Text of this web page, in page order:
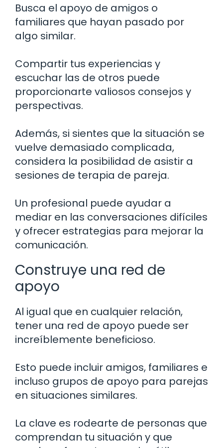
Busca el apoyo de amigos o
familiares que hayan pasado por
algo similar.
Compartir tus experiencias y
escuchar las de otros puede
proporcionarte valiosos consejos y
perspectivas.
Además, si sientes que la situación se
vuelve demasiado complicada,
considera la posibilidad de asistir a
sesiones de terapia de pareja.
Un profesional puede ayudar a
mediar en las conversaciones difíciles
y ofrecer estrategias para mejorar la
comunicación.
Construye una red de
apoyo
Al igual que en cualquier relación,
tener una red de apoyo puede ser
increíblemente beneficioso.
Esto puede incluir amigos, familiares e
incluso grupos de apoyo para parejas
en situaciones similares.
La clave es rodearte de personas que
comprendan tu situación y que